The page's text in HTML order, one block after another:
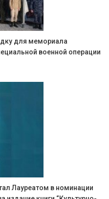
для мемориала
военной операции
Лауреатом в номинации